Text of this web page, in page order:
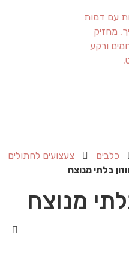
כלבים
צעצועים לחתולים
בלתי מנוצח
מנוצח